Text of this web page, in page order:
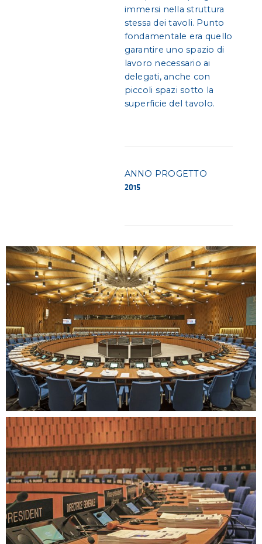
immersi nella struttura
stessa dei tavoli. Punto
fondamentale era quello
garantire uno spazio di
lavoro necessario ai
delegati, anche con
piccoli spazi sotto la
superficie del tavolo.
ANNO PROGETTO
2015